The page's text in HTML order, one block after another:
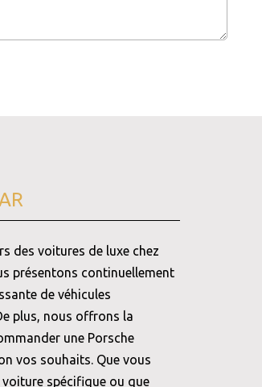
des voitures de luxe chez
présentons continuellement
de véhicules
plus, nous offrons la
une Porsche
vos souhaits. Que vous
voiture spécifique ou que